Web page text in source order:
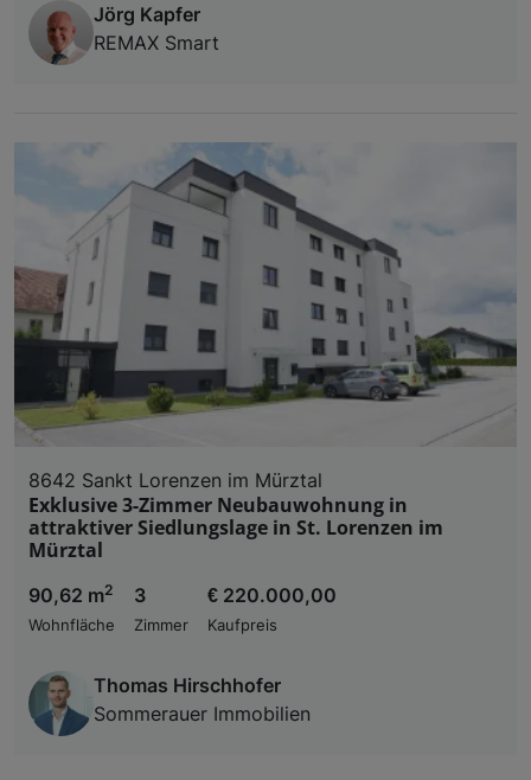
Jörg Kapfer
REMAX Smart
8642 Sankt Lorenzen im Mürztal
Exklusive 3-Zimmer Neubauwohnung in
attraktiver Siedlungslage in St. Lorenzen im
Mürztal
90,62 m2
Wohnfläche
3
Zimmer
€ 220.000,00
Kaufpreis
Thomas Hirschhofer
Sommerauer Immobilien